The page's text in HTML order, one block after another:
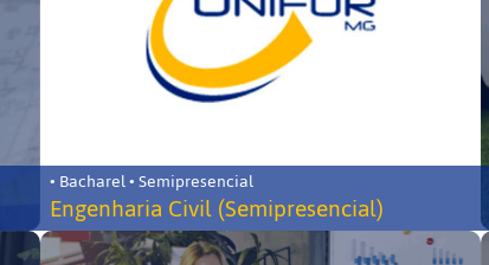
• Bacharel • Semipresencial
Engenharia Civil (Semipresencial)